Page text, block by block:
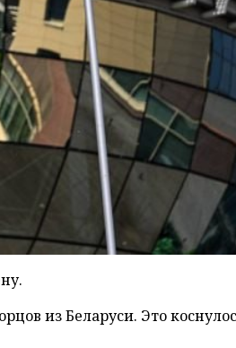
из Беларуси. Это